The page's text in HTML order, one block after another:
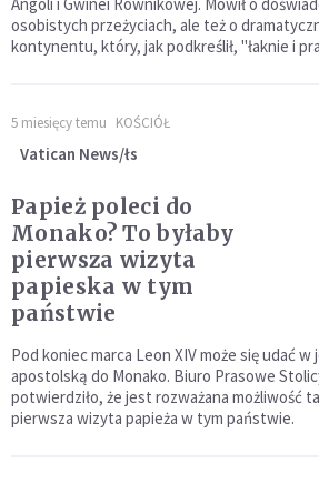
osobistych przeżyciach, ale też o
kontynentu, który, jak podkreślił, "łaknie i
5 miesięcy temu KOŚCIÓŁ
Vatican News/łs
Papież poleci do
Monako? To byłaby
pierwsza wizyta
papieska w tym
państwie
Pod koniec marca Leon XIV może się udać
apostolską do Monako. Biuro Prasowe
potwierdziło, że jest rozważana możliwość
pierwsza wizyta papieża w tym państwie.